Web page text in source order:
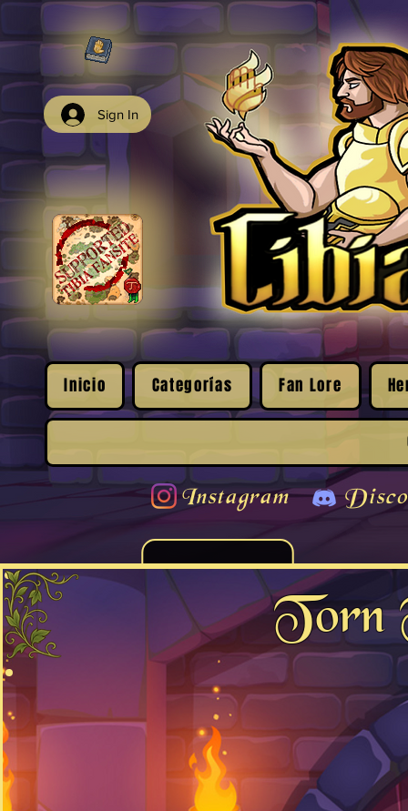
Sign In
Inicio Categorías Fan Lore
Instagram
Torn